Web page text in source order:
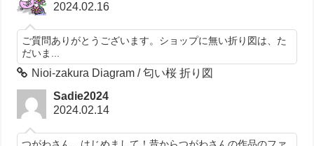
2024.02.16
ご質問ありがとうございます。ショップに無い折り図は、た
だいま...
Nioi-zakura Diagram / 匂い桜 折り図
Sadie2024
2024.02.14
つがわさん、はじめまして！昔からつがわさんの作品のファ